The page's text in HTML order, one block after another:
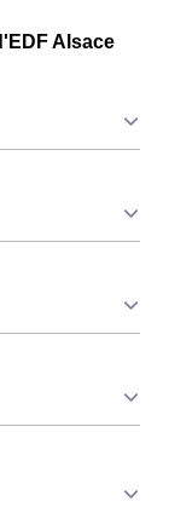
Alsace
ou ailleurs. 💡
65 jours
élevé. 💡🔋
par la CMU,